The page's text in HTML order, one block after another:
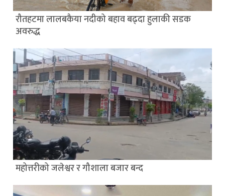
रौतहटमा लालबकैया नदीको बहाव बढ्दा हुलाकी सडक
अवरुद्ध
महोत्तरीको जलेश्वर र गौशाला बजार बन्द